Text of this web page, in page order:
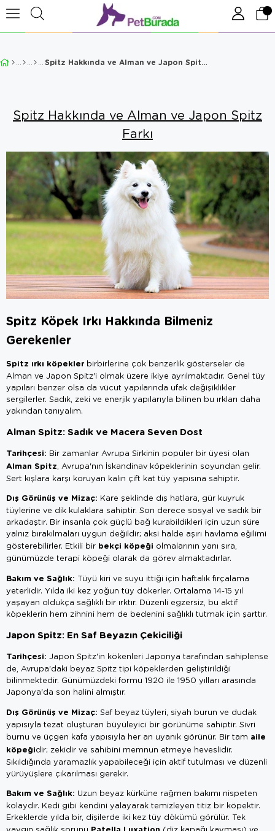
Spitz Hakkında ve Alman ve Japon Spitz Farkı
Spitz Hakkında ve Alman ve Japon Spitz
Farkı
Spitz Köpek Irkı Hakkında Bilmeniz
Gerekenler
Spitz ırkı köpekler birbirlerine çok benzerlik gösterseler de
Alman ve Japon Spitz'i olmak üzere ikiye ayrılmaktadır. Genel tüy
yapıları benzer olsa da vücut yapılarında ufak değişiklikler
sergilerler. Sadık, zeki ve enerjik yapılarıyla bilinen bu ırkları daha
yakından tanıyalım.
Alman Spitz: Sadık ve Macera Seven Dost
Tarihçesi: Bir zamanlar Avrupa Sirkinin popüler bir üyesi olan
Alman Spitz , Avrupa'nın İskandinav köpeklerinin soyundan gelir.
Sert kışlara karşı koruyan kalın çift kat tüy yapısına sahiptir.
Dış Görünüş ve Mizaç: Kare şeklinde dış hatlara, gür kuyruk
tüylerine ve dik kulaklara sahiptir. Son derece sosyal ve sadık bir
arkadaştır. Bir insanla çok güçlü bağ kurabildikleri için uzun süre
yalnız bırakılmaları uygun değildir; aksi halde aşırı havlama eğilimi
gösterebilirler. Etkili bir bekçi köpeği olmalarının yanı sıra,
günümüzde terapi köpeği olarak da görev almaktadırlar.
Bakım ve Sağlık: Tüyü kiri ve suyu ittiği için haftalık fırçalama
yeterlidir. Yılda iki kez yoğun tüy dökerler. Ortalama 14-15 yıl
yaşayan oldukça sağlıklı bir ırktır. Düzenli egzersiz, bu aktif
köpeklerin hem zihnini hem de bedenini sağlıklı tutmak için şarttır.
Japon Spitz: En Saf Beyazın Çekiciliği
Tarihçesi: Japon Spitz'in kökenleri Japonya tarafından sahiplense
de, Avrupa'daki beyaz Spitz tipi köpeklerden geliştirildiği
bilinmektedir. Günümüzdeki formu 1920 ile 1950 yılları arasında
Japonya'da son halini almıştır.
Dış Görünüş ve Mizaç: Saf beyaz tüyleri, siyah burun ve dudak
yapısıyla tezat oluşturan büyüleyici bir görünüme sahiptir. Sivri
burnu ve üçgen kafa yapısıyla her an uyanık görünür. Bir tam aile
köpeğidir; zekidir ve sahibini memnun etmeye heveslidir.
Sıkıldığında yaramazlık yapabileceği için aktif tutulması ve düzenli
yürüyüşlere çıkarılması gerekir.
Bakım ve Sağlık: Uzun beyaz kürküne rağmen bakımı nispeten
kolaydır. Kedi gibi kendini yalayarak temizleyen titiz bir köpektir.
Erkeklerde yılda bir, dişilerde iki kez tüy dökümü görülür. Tek